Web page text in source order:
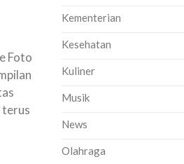
Foto
terus
Kementerian
Kesehatan
Kuliner
Musik
News
Olahraga